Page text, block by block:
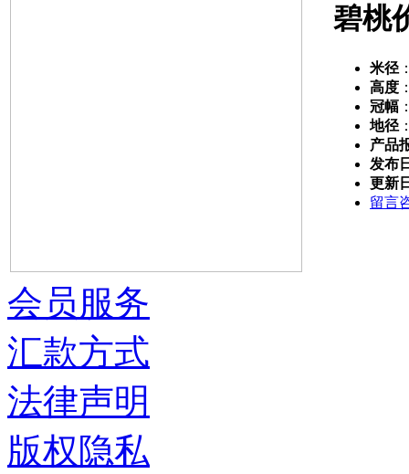
碧桃
米径
高度
冠幅
地径
产品
发布
更新
留言
会员服务
汇款方式
法律声明
版权隐私